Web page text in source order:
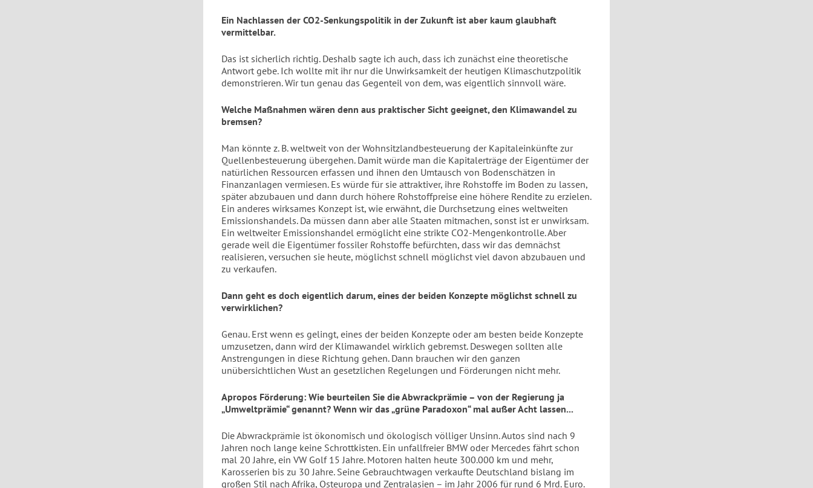
Ein Nachlassen der CO2-Senkungspolitik in der Zukunft ist aber kaum glaubhaft
vermittelbar.
Das ist sicherlich richtig. Deshalb sagte ich auch, dass ich zunächst eine theoretische
Antwort gebe. Ich wollte mit ihr nur die Unwirksamkeit der heutigen Klimaschutzpolitik
demonstrieren. Wir tun genau das Gegenteil von dem, was eigentlich sinnvoll wäre.
Welche Maßnahmen wären denn aus praktischer Sicht geeignet, den Klimawandel zu
bremsen?
Man könnte z. B. weltweit von der Wohnsitzlandbesteuerung der Kapitaleinkünfte zur
Quellenbesteuerung übergehen. Damit würde man die Kapitalerträge der Eigentümer der
natürlichen Ressourcen erfassen und ihnen den Umtausch von Bodenschätzen in
Finanzanlagen vermiesen. Es würde für sie attraktiver, ihre Rohstoffe im Boden zu lassen,
später abzubauen und dann durch höhere Rohstoffpreise eine höhere Rendite zu erzielen.
Ein anderes wirksames Konzept ist, wie erwähnt, die Durchsetzung eines weltweiten
Emissionshandels. Da müssen dann aber alle Staaten mitmachen, sonst ist er unwirksam.
Ein weltweiter Emissionshandel ermöglicht eine strikte CO2-Mengenkontrolle. Aber
gerade weil die Eigentümer fossiler Rohstoffe befürchten, dass wir das demnächst
realisieren, versuchen sie heute, möglichst schnell möglichst viel davon abzubauen und
zu verkaufen.
Dann geht es doch eigentlich darum, eines der beiden Konzepte möglichst schnell zu
verwirklichen?
Genau. Erst wenn es gelingt, eines der beiden Konzepte oder am besten beide Konzepte
umzusetzen, dann wird der Klimawandel wirklich gebremst. Deswegen sollten alle
Anstrengungen in diese Richtung gehen. Dann brauchen wir den ganzen
unübersichtlichen Wust an gesetzlichen Regelungen und Förderungen nicht mehr.
Apropos Förderung: Wie beurteilen Sie die Abwrackprämie – von der Regierung ja
„Umweltprämie“ genannt? Wenn wir das „grüne Paradoxon“ mal außer Acht lassen...
Die Abwrackprämie ist ökonomisch und ökologisch völliger Unsinn. Autos sind nach 9
Jahren noch lange keine Schrottkisten. Ein unfallfreier BMW oder Mercedes fährt schon
mal 20 Jahre, ein VW Golf 15 Jahre. Motoren halten heute 300.000 km und mehr,
Karosserien bis zu 30 Jahre. Seine Gebrauchtwagen verkaufte Deutschland bislang im
großen Stil nach Afrika, Osteuropa und Zentralasien – im Jahr 2006 für rund 6 Mrd. Euro.